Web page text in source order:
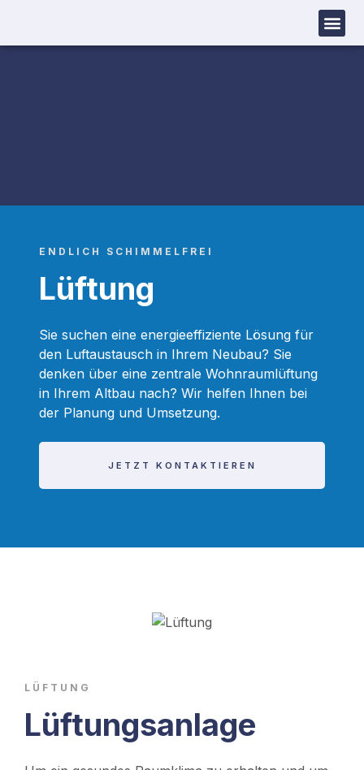
ENDLICH SCHIMMELFREI
Lüftung
Sie suchen eine energieeffiziente Lösung für
den Luftaustausch in Ihrem Neubau? Sie
denken über eine zentrale Wohnraumlüftung
in Ihrem Altbau nach? Wir helfen Ihnen bei
der Planung und Umsetzung.
JETZT KONTAKTIEREN
LÜFTUNG
Lüftungsanlage